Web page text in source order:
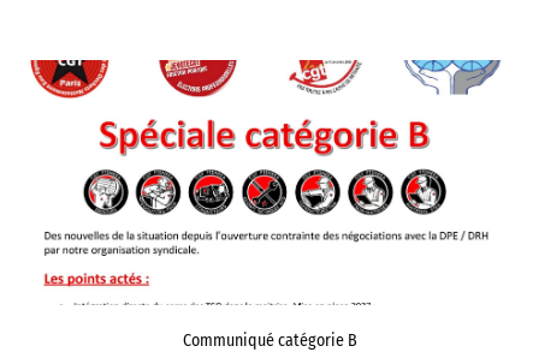
Communiqué catégorie B